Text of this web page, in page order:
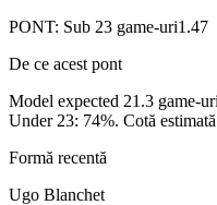
PONT: Sub 23 game-uri1.47
De ce acest pont
Model expected 21.3 game-
Under 23: 74%. Cotă
Formă recentă
Ugo Blanchet